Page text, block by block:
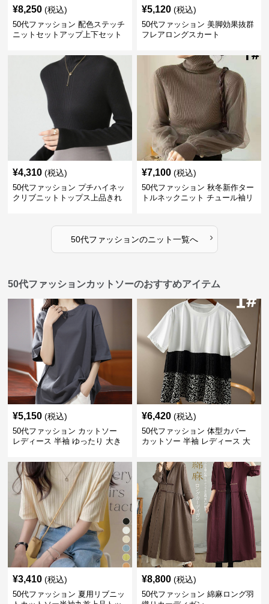
¥8,250 (税込)
50代ファッション 配色ステッチ
ニットセットアップ上下セット
¥5,120 (税込)
50代ファッション 美脚効果抜群
フレアロングスカート
¥4,310 (税込)
50代ファッション プチハイネッ
クリブニットトップス上品きれ
¥7,100 (税込)
50代ファッション 秋冬新作ター
トルネックニット チュール袖リ
50代ファッションのニット一覧へ ›
50代ファッションカットソーのおすすめアイテム
¥5,150 (税込)
50代ファッション カットソー
レディース 半袖 ゆったり 大き
¥6,420 (税込)
50代ファッション 体型カバー
カットソー 半袖 レディース 大
¥3,410 (税込)
50代ファッション 夏用リブニッ
¥8,800 (税込)
50代ファッション 綿麻ロング羽